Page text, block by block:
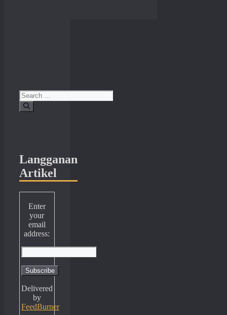
Search
for:
Langganan
Artikel
Enter
your
email
address:
Delivered
by
FeedBurner